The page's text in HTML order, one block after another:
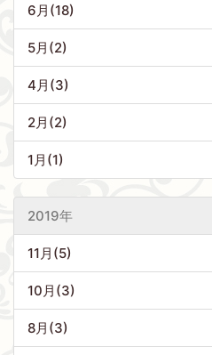
6月(18)
5月(2)
4月(3)
2月(2)
1月(1)
2019年
11月(5)
10月(3)
8月(3)